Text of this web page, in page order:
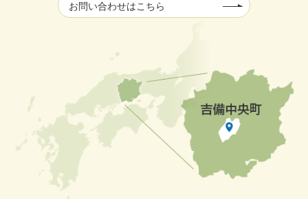
お問い合わせはこちら